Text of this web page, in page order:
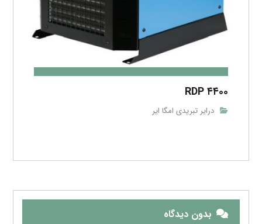
RDP ۴۴۰۰
درایر تبریدی امگا ایر
بدون دیدگاه